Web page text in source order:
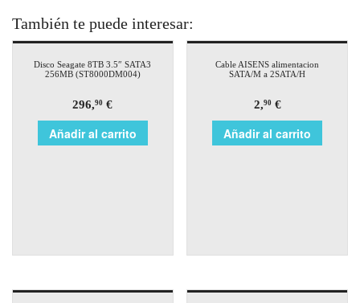
También te puede interesar:
Disco Seagate 8TB 3.5″ SATA3
256MB (ST8000DM004)
296,90 €
Añadir al carrito
Cable AISENS alimentacion
SATA/M a 2SATA/H
2,90€
Añadir al carrito